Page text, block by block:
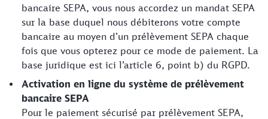
bancaire SEPA, vous nous accordez un mandat SEPA
sur la base duquel nous débiterons votre compte
bancaire au moyen d’un prélèvement SEPA chaque
fois que vous opterez pour ce mode de paiement. La
base juridique est ici l’article 6, point b) du RGPD.
Activation en ligne du système de prélèvement
bancaire SEPA
Pour le paiement sécurisé par prélèvement SEPA,